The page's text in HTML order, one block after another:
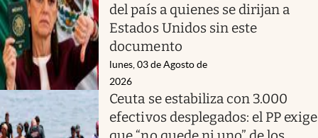
del país a quienes se dirijan a
Estados Unidos sin este
documento
lunes, 03 de Agosto de
2026
Ceuta se estabiliza con 3.000
efectivos desplegados: el PP exige